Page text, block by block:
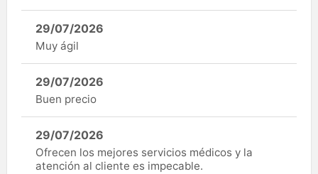
29/07/2026
Muy ágil
29/07/2026
Buen precio
29/07/2026
Ofrecen los mejores servicios médicos y la
atención al cliente es impecable.